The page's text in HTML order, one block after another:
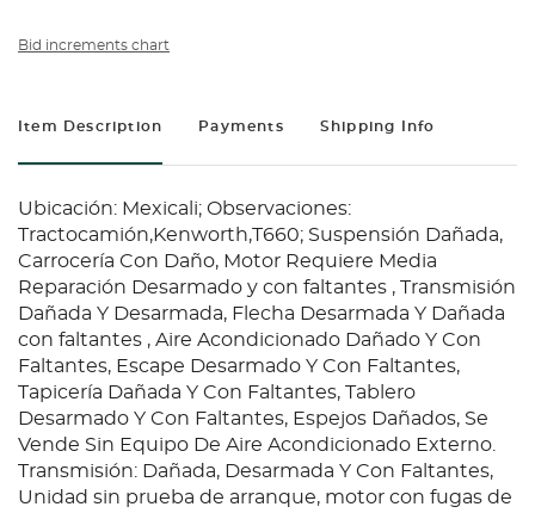
Bid increments chart
Item Description Payments Shipping Info
Ubicación: Mexicali; Observaciones:
Tractocamión,Kenworth,T660; Suspensión Dañada,
Carrocería Con Daño, Motor Requiere Media
Reparación Desarmado y con faltantes , Transmisión
Dañada Y Desarmada, Flecha Desarmada Y Dañada
con faltantes , Aire Acondicionado Dañado Y Con
Faltantes, Escape Desarmado Y Con Faltantes,
Tapicería Dañada Y Con Faltantes, Tablero
Desarmado Y Con Faltantes, Espejos Dañados, Se
Vende Sin Equipo De Aire Acondicionado Externo.
Transmisión: Dañada, Desarmada Y Con Faltantes,
Unidad sin prueba de arranque, motor con fugas de